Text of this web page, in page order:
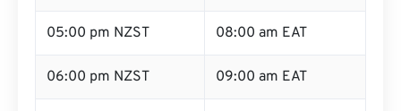
05:00 pm NZST 08:00 am EAT
06:00 pm NZST 09:00 am EAT